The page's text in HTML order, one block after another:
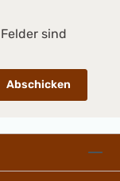
sind
Abschicken